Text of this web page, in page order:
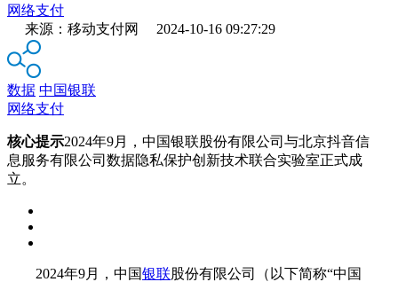
网络支付
来源：移动支付网 2024-10-16 09:27:29
数据 中国银联
网络支付
核心提示2024年9月，中国银联股份有限公司与北京抖音信
息服务有限公司数据隐私保护创新技术联合实验室正式成
立。
2024年9月，中国银联股份有限公司（以下简称“中国